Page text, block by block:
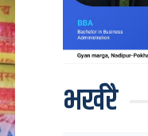
भर्खरै